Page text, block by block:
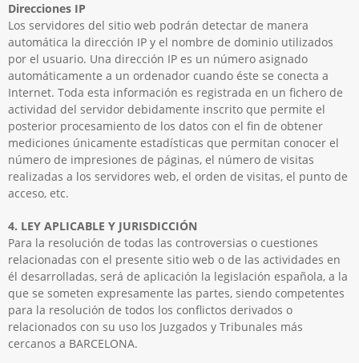
Direcciones IP
Los servidores del sitio web podrán detectar de manera
automática la dirección IP y el nombre de dominio utilizados
por el usuario. Una dirección IP es un número asignado
automáticamente a un ordenador cuando éste se conecta a
Internet. Toda esta información es registrada en un fichero de
actividad del servidor debidamente inscrito que permite el
posterior procesamiento de los datos con el fin de obtener
mediciones únicamente estadísticas que permitan conocer el
número de impresiones de páginas, el número de visitas
realizadas a los servidores web, el orden de visitas, el punto de
acceso, etc.
4. LEY APLICABLE Y JURISDICCIÓN
Para la resolución de todas las controversias o cuestiones
relacionadas con el presente sitio web o de las actividades en
él desarrolladas, será de aplicación la legislación española, a la
que se someten expresamente las partes, siendo competentes
para la resolución de todos los conflictos derivados o
relacionados con su uso los Juzgados y Tribunales más
cercanos a BARCELONA.